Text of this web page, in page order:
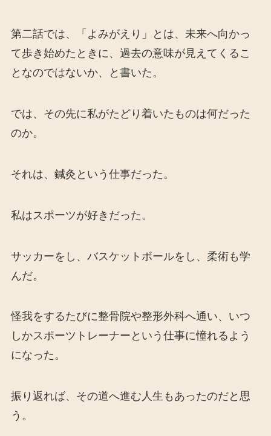
第二話では、「よみがえり」とは、未来へ向かっ
て歩き始めたときに、過去の意味が見えてくるこ
となのではないか、と書いた。
では、その先に私がたどり着いたものは何だった
のか。
それは、鍼灸という仕事だった。
私はスポーツが好きだった。
サッカーをし、バスケットボールをし、柔術も学
んだ。
怪我をするたびに整骨院や整形外科へ通い、いつ
しかスポーツトレーナーという仕事に憧れるよう
になった。
振り返れば、その道へ進む人生もあったのだと思
う。